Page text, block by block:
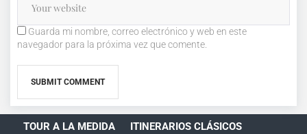
Guarda mi nombre, correo electrónico y web en este
navegador para la próxima vez que comente.
TOUR A LA MEDIDA ITINERARIOS CLÁSICOS